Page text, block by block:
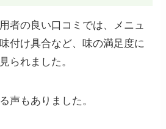
者の良い口コミでは、メニュ
付け具合など、味の満足度に
られました。
声もありました。